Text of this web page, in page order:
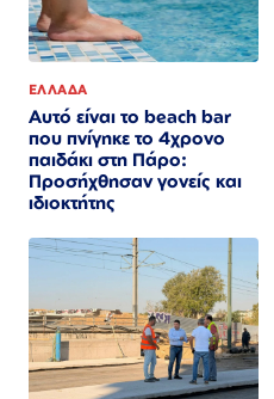
ΕΛΛΑΔΑ
Αυτό είναι το beach bar
που πνίγηκε το 4χρονο
παιδάκι στη Πάρο:
Προσήχθησαν γονείς και
ιδιοκτήτης